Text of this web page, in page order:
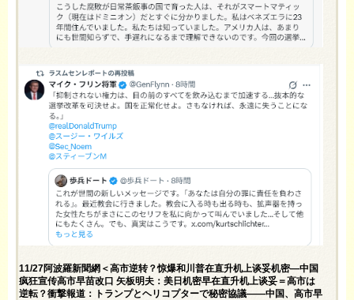
11/27阿波羅新聞網＜高市逆转？惊爆和川普在直升机上谈妥机密—中国
疯狂宣传高市早苗改口 矢板明夫：美日机密早在直升机上谈妥＝高市は
逆転？衝撃報道：トランプとヘリコプターで秘密協議――中国、高市早